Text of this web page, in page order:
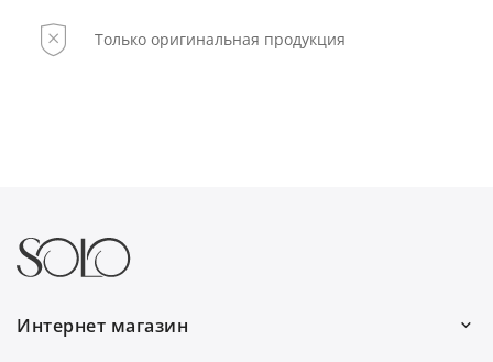
Только оригинальная продукция
Интернет магазин